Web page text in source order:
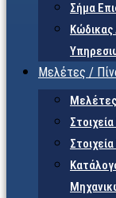
Σήμα
Μελέτες /
Μελέτες